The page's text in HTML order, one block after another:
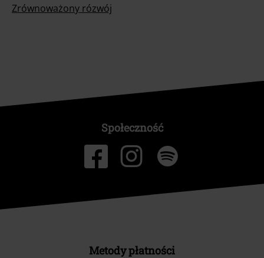
Zrównoważony rózwój
Społeczność
Metody płatności